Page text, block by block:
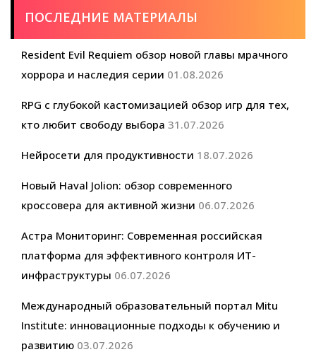
ПОСЛЕДНИЕ МАТЕРИАЛЫ
Resident Evil Requiem обзор новой главы мрачного
хоррора и наследия серии 01.08.2026
RPG с глубокой кастомизацией обзор игр для тех,
кто любит свободу выбора 31.07.2026
Нейросети для продуктивности 18.07.2026
Новый Haval Jolion: обзор современного
кроссовера для активной жизни 06.07.2026
Астра Мониторинг: Современная российская
платформа для эффективного контроля ИТ-
инфраструктуры 06.07.2026
Международный образовательный портал Mitu
Institute: инновационные подходы к обучению и
развитию 03.07.2026